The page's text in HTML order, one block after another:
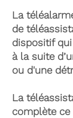
La
de
dispositif
à la suite
ou d'une
La
complète ce